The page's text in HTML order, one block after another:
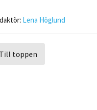
Lena Höglund
Till toppen